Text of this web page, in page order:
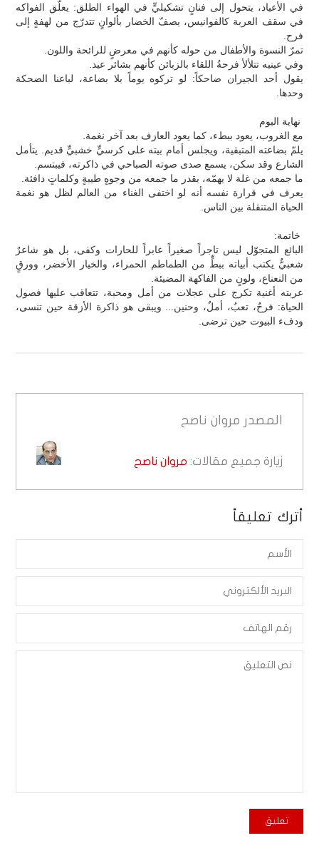
في الأعياد، يتحول إلى فنانٍ تشكيليٍّ في الهواء الطلق: يعلّق الفواكه
في سقف العربة كالفوانيس، يصفّ الخضار بألوانٍ تتدرّج من لهفةٍ إلى
فرح.
تمرّ النسوة والأطفال من حوله كأنهم في معرضٍ للرائحة واللون.
وفي عينيه تتلألأ فرحةُ اللقاء بالزبائن كأنهم بشائر عيد.
يقول أحد الجيران ضاحكاً: لو تركوه يوماً بلا بضاعة، لباعنا الضحكة
وحدها.
نهاية اليوم
مع الغروب، يعود ببطء، كما يعود العازف بعد آخر نغمة.
يلمّ بضاعته المتبقية، ويجلس أمام بيته على كرسيٍّ خشبيٍّ قديم. يتأمل
الشارع وقد سكن، يسمع صدى صوته الصباحي في ذاكرته، فيبتسم.
ما جمعه من غلة لا يهمّه، بقدر ما جمعه من وجوهٍ طيبةٍ وكلماتٍ دافئة.
يعرف في قرارة نفسه أنه لو اختفى الغناء من العالم لظل هو نغمة
الحياة المتنقلة بين الناس.
خاتمة:
البائع المتجوّل ليس تاجراً صغيراً عابراً للحارات وكفى، بل هو شاعرٌ
شعبيٌّ يكتب أبياته ببطٍّ من الطماطم الحمراء، والخيار الأخضر، وورقٍ
من النعناع، ولونٍ من الفاكهة المضيئة.
عربته أغنية تكرج على عجلات من أمل ومحبة، تتعاقب عليها فصول
الحياة: فرحٌ، تعبٌ، أملٌ، وحنين... ويبقى هو ذاكرة الأزقة حين تنسى،
ودفء البيوت حين ترضى.
المصدر مروان ناصح
زيارة جميع مقالات: مروان ناصح
أترك تعليقاً